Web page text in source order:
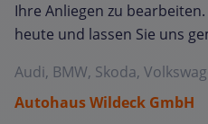
Ihre Anliegen zu
heute und lassen Sie uns
Audi, BMW, Skoda,
Autohaus Wildeck GmbH